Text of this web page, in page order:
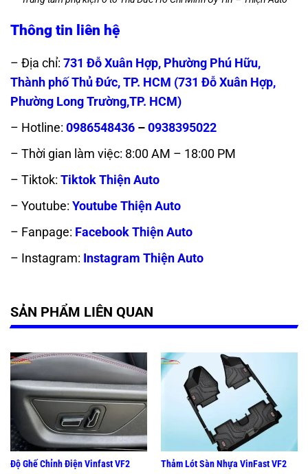
Thông tin liên hệ
– Địa chỉ: 731 Đỗ Xuân Hợp, Phường Phú Hữu,
Thành phố Thủ Đức, TP. HCM (731 Đỗ Xuân Hợp,
Phường Long Trường,TP. HCM)
– Hotline: 0986548436 –0938395022
– Thời gian làm việc: 8:00 AM – 18:00 PM
– Tiktok: Tiktok Thiện Auto
– Youtube: Youtube Thiện Auto
– Fanpage: Facebook Thiện Auto
– Instagram: Instagram Thiện Auto
SẢN PHẨM LIÊN QUAN
Độ Ghế Chỉnh Điện Vinfast VF2 Thảm Lót Sàn Nhựa VinFast VF2